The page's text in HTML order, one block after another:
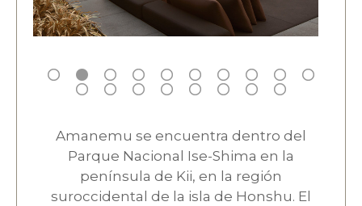
Amanemu se encuentra dentro del
Parque Nacional Ise-Shima en la
península de Kii, en la región
suroccidental de la isla de Honshu. El